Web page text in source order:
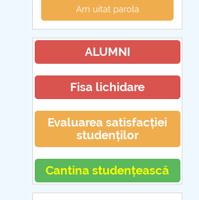
Am uitat parola
ALUMNI
Fisa lichidare
Evaluarea satisfacției
studenților
Cantina studențească